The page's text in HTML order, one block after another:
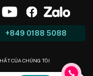
+849 0188 5088
CỦA CHÚNG TÔI